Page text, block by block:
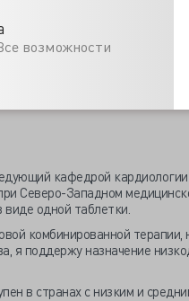
возможности
были согласованы в выборке
анализом
тройной комбинированной
блокатора кальциевых
кафедрой
Северо-Западном
одной таблетки.
комбинированной терапии,
я поддержу назначение
в странах с низким и